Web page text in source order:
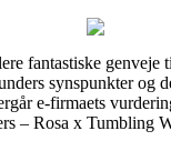
fantastiske genveje
synspunkter og
e-firmaets
– Rosa x Tumbling